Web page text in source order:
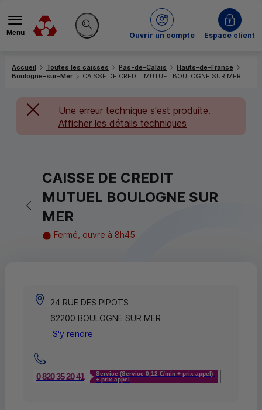
Menu
Rechercher sur le site
Ouvrir un compte
du Crédit MutuelEspace client
Accueil Toutes les caisses Pas-de-Calais
Hauts-de-France
Boulogne-sur-Mer
CAISSE DE CREDIT MUTUEL BOULOGNE SUR MER
Une erreur technique s'est produite.
Afficher les détails techniques
Retour vers la page précédente
CAISSE DE CREDIT
MUTUEL BOULOGNE SUR
MER
Fermé, ouvre à 8h45
24 RUE DES PIPOTS
62200 BOULOGNE SUR MER
S'y rendre
0 820 35 20 41
Service (Service 0,12 €/min + prix appel)
+ prix appel